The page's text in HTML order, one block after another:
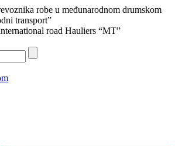
robe u međunarodnom drumskom
transport”
road Hauliers “MT”